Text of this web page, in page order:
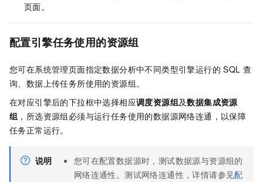
页面。
配置引擎任务使用的资源组
您可在系统管理页面指定数据分析中不同类型引擎运行的 SQL 查
询、数据上传任务所使用的资源组。
在对应引擎后的下拉框中选择相应调度资源组及数据集成资源
组 ，所选资源组必须与运行任务使用的数据源网络连通，以保障
任务正常运行。
说明
您可在配置数据源时，测试数据源与资源组的
网络连通性。测试网络连通性，详情请参见配